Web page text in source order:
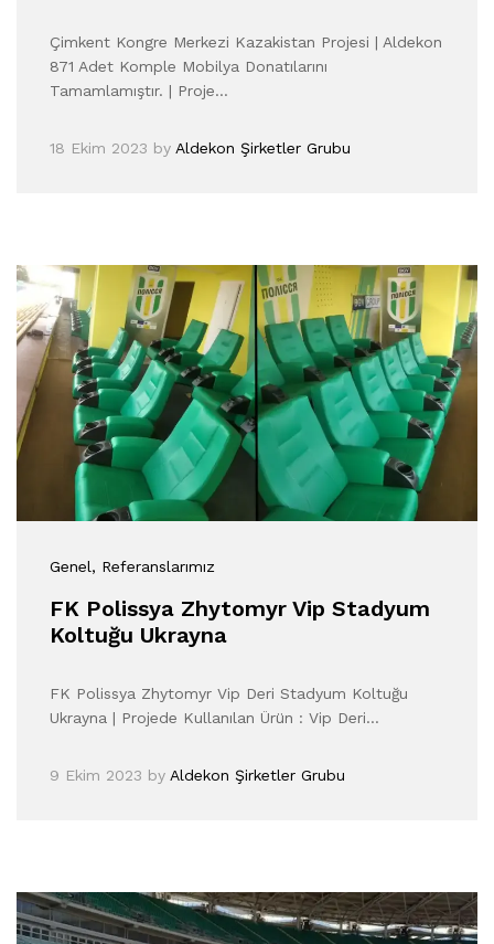
Çimkent Kongre Merkezi Kazakistan Projesi | Aldekon
871 Adet Komple Mobilya Donatılarını
Tamamlamıştır. | Proje…
18 Ekim 2023 by Aldekon Şirketler Grubu
Genel, Referanslarımız
FK Polissya Zhytomyr Vip Stadyum
Koltuğu Ukrayna
FK Polissya Zhytomyr Vip Deri Stadyum Koltuğu
Ukrayna | Projede Kullanılan Ürün : Vip Deri…
9 Ekim 2023 by Aldekon Şirketler Grubu